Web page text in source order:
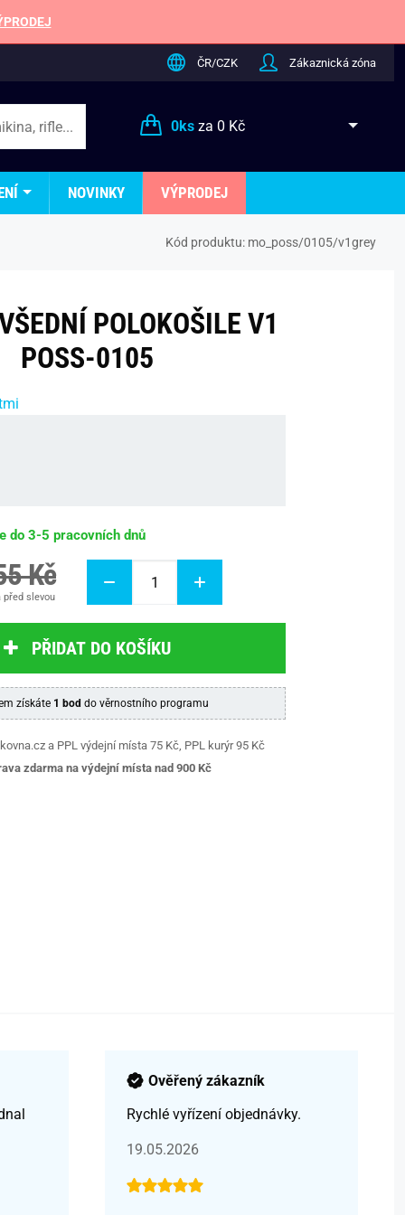
ČR/CZK Zákaznická zóna
0ksza 0 Kč
NOVINKY VÝPRODEJ
Kód produktu: mo_poss/0105/v1grey
POLOKOŠILE V1
POSS-0105
do 3-5 pracovních dnů
Kč
před slevou
PŘIDAT DO KOŠÍKU
získáte 1 bod do věrnostního programu
a PPL výdejní místa 75 Kč, PPL kurýr 95 Kč
zdarma na výdejní místa nad 900 Kč
Ověřený zákazník
Rychlé vyřízení objednávky.
19.05.2026